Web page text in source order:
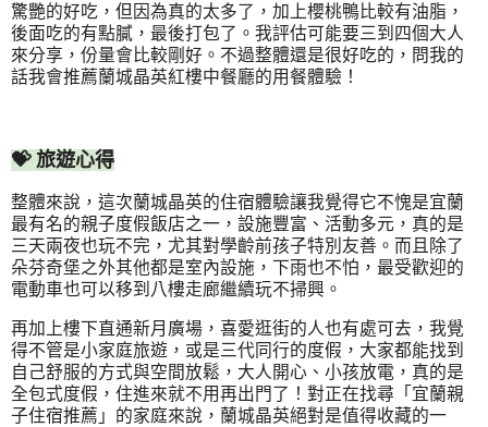
驚艷的好吃，但因為真的太多了，加上櫻桃鴨比較有油脂，
後面吃的有點膩，最後打包了。我評估可能要三到四個大人
來分享，份量會比較剛好。不過整體還是很好吃的，問我的
話我會推薦蘭城晶英紅樓中餐廳的用餐體驗！
💝 旅遊心得
整體來說，這次蘭城晶英的住宿體驗讓我覺得它不愧是宜蘭
最有名的親子度假飯店之一，設施豐富、活動多元，真的是
三天兩夜也玩不完，尤其對學齡前孩子特別友善。而且除了
朵芬奇堡之外其他都是室內設施，下雨也不怕，最受歡迎的
電動車也可以移到八樓走廊繼續玩不掃興。
再加上樓下直通新月廣場，喜愛逛街的人也有處可去，我覺
得不管是小家庭旅遊，或是三代同行的度假，大家都能找到
自己舒服的方式與空間放鬆，大人開心、小孩放電，真的是
全包式度假，住進來就不用再出門了！對正在找尋「宜蘭親
子住宿推薦」的家庭來說，蘭城晶英絕對是值得收藏的一